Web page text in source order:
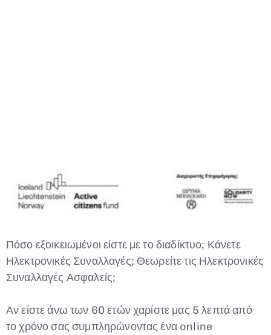
Πόσο εξοικειωμένοι είστε με το διαδίκτυο; Κάνετε
Ηλεκτρονικές Συναλλαγές; Θεωρείτε τις Ηλεκτρονικές
Συναλλαγές Ασφαλείς;
Αν είστε άνω των 60 ετών χαρίστε μας 5 λεπτά από
το χρόνο σας συμπληρώνοντας ένα online